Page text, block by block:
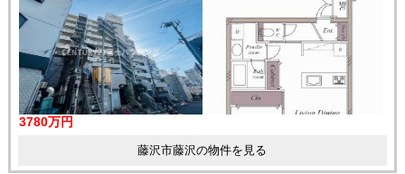
3780万円
藤沢市藤沢の物件を見る